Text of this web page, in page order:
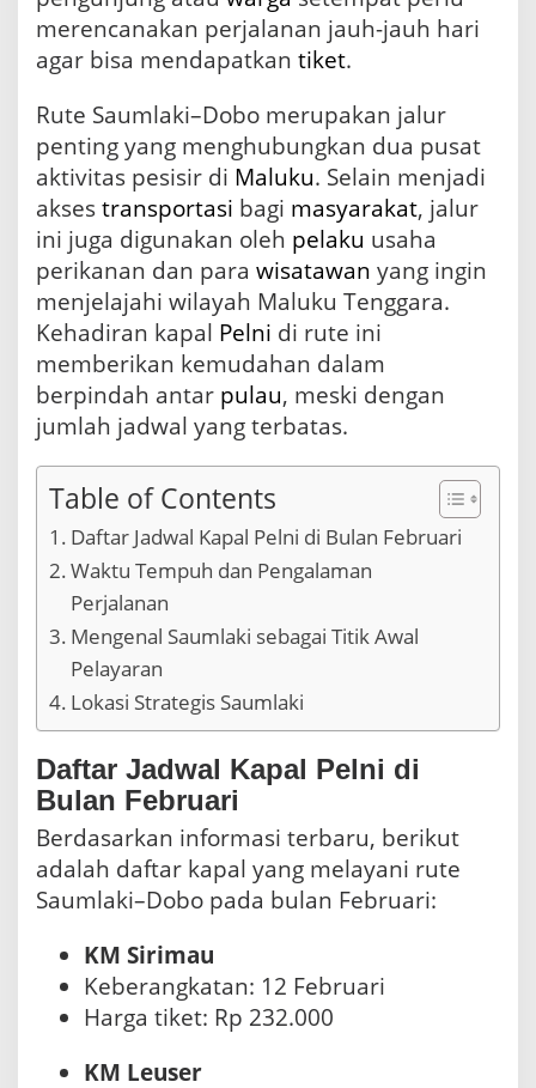
a
d
l
T
e
r
b
a
t
a
s
d
n
D
i
e
u
a
e
i
a
p
a
w
a
l
merencanakan perjalanan jauh-jauh hari
agar bisa mendapatkan tiket.
Rute Saumlaki–Dobo merupakan jalur
penting yang menghubungkan dua pusat
aktivitas pesisir di Maluku. Selain menjadi
aksestransportasi bagi masyarakat, jalur
ini juga digunakan oleh pelaku usaha
perikanan dan para wisatawan yang ingin
menjelajahi wilayah Maluku Tenggara.
Kehadiran kapal Pelni di rute ini
memberikan kemudahan dalam
berpindah antar pulau, meski dengan
jumlah jadwal yang terbatas.
Table of Contents
Daftar Jadwal Kapal Pelni di Bulan Februari
Waktu Tempuh dan Pengalaman
Perjalanan
Mengenal Saumlaki sebagai Titik Awal
Pelayaran
Lokasi Strategis Saumlaki
Daftar Jadwal Kapal Pelni di
Bulan Februari
Berdasarkan informasi terbaru, berikut
adalah daftar kapal yang melayani rute
Saumlaki–Dobo pada bulan Februari:
KM Sirimau
Keberangkatan: 12 Februari
Harga tiket: Rp 232.000
KM Leuser